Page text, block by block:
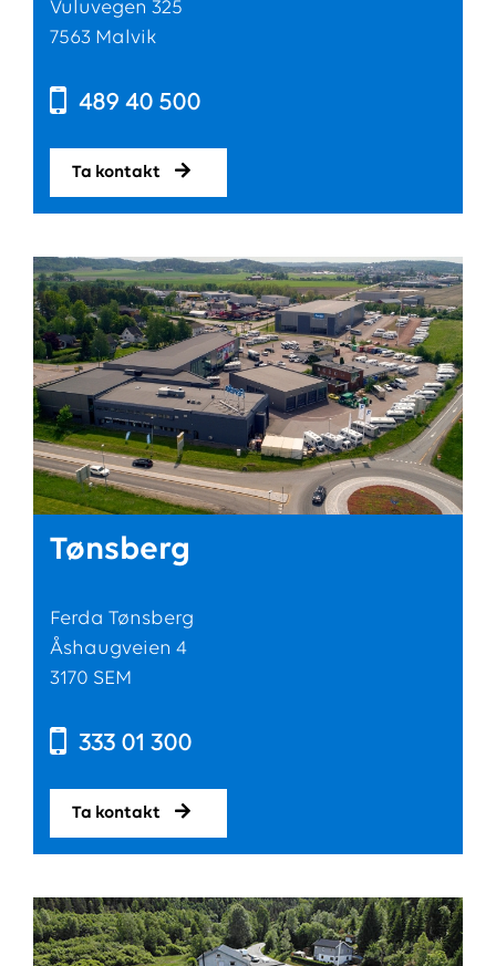
Vuluvegen 325
7563 Malvik
489 40 500
Ta kontakt
Tønsberg
Ferda Tønsberg
Åshaugveien 4
3170 SEM
333 01 300
Ta kontakt